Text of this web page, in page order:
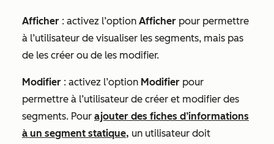
Afficher : activez l’option Afficher pour permettre
à l’utilisateur de visualiser les segments, mais pas
de les créer ou de les modifier.
Modifier : activez l’option Modifier pour
permettre à l’utilisateur de créer et modifier des
segments. Pour ajouter des fiches d’informations
à un segment statique, un utilisateur doit